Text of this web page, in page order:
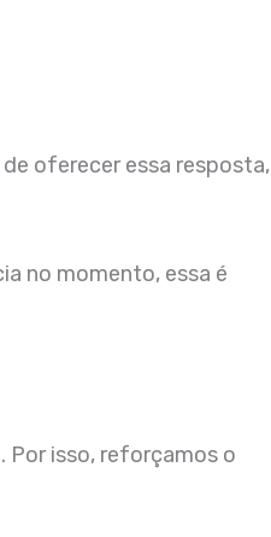
oferecer essa resposta,
no momento, essa é
Por isso, reforçamos o